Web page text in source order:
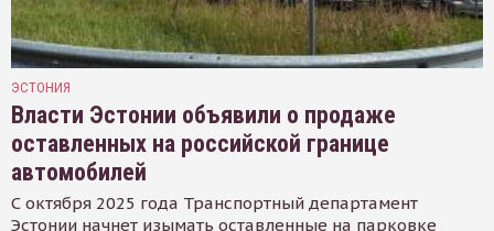
ЭСТОНИЯ
Власти Эстонии объявили о продаже
оставленных на российской границе
автомобилей
С октября 2025 года Транспортный департамент
Эстонии начнет изымать оставленные на парковке